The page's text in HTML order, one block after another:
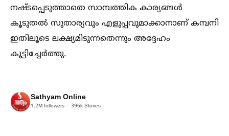
നഷ്ടപ്പെടുത്താതെ സാമ്പത്തിക കാര്യങ്ങള്‍
കൂടുതല്‍ സുതാര്യവും എളുപ്പവുമാക്കാനാണ് കമ്പനി
ഇതിലൂടെ ലക്ഷ്യമിടുന്നതെന്നും അദ്ദേഹം
കൂട്ടിച്ചേര്‍ത്തു.
Sathyam Online
1.2M followers 396k Stories